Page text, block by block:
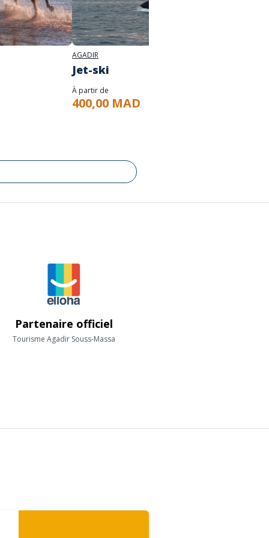
AGADIR
Jet-ski
À partir de
400,00 MAD
Partenaire officiel
Tourisme Agadir Souss-Massa